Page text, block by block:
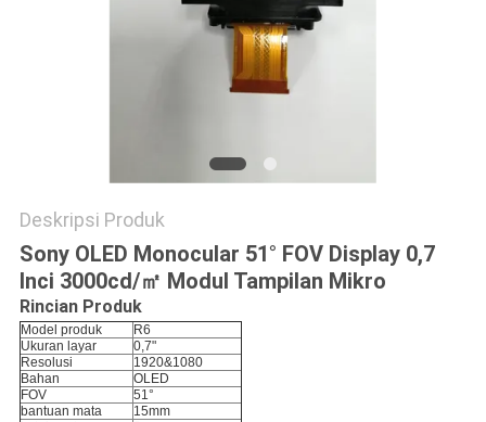
Deskripsi Produk
Sony OLED Monocular 51° FOV Display 0,7
Inci 3000cd/㎡ Modul Tampilan Mikro​
Rincian Produk
Model produk
R6
Ukuran layar
0,7"
Resolusi
1920&1080
Bahan
OLED
FOV
51°
bantuan mata
15mm